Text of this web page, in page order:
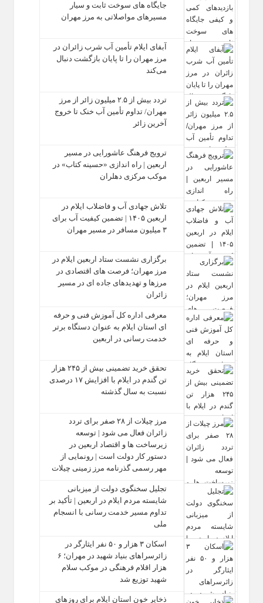
جایگاه‌ های سوخت ثابت و سیار
مسیرهای مواصلاتی به مرز مهران
آبفای ایلام تأمین آب شرب زائران در
مرز مهران را تا پایان بازگشت دنبال
می‌کند
تردد بیش از ۲.۵ میلیون زائر از مرز
مهران/ تداوم تأمین آب خنک تا خروج
آخرین زائر
ترویج فرهنگ عاشورایی در مسیر
اربعین | راه‌ اندازی «حسینه کتاب» در
موکب مرکزی دهلران
تلاش جهادی آب و فاضلاب ایلام در
اربعین ۱۴۰۵ | تضمین کیفیت آب برای
۳ میلیون مسافر در مسیر مهران
برگزاری نشست ستاد اربعین ایلام در
مرز مهران؛ فرصت‌ های اقتصادی در
مرزها و تهدیدهای جاده‌ ای در مسیر
زائران
معرفی اداره کل آموزش فنی و حرفه‌
ای استان ایلام به‌ عنوان دستگاه برتر
خدمت‌ رسانی در اربعین
تحقق خرید تضمینی بیش از ۲۴۵ هزار
تن گندم در ایلام با افزایش ۱۷ درصدی
نسبت به سال گذشته
مرز چیلات از ۲۸ صفر برای تردد
زائران فعال می‌ شود | توسعه
زیرساخت‌ ها و اقتصاد اربعین در
دستور کار دولت است | رونمایی از
مهر رسمی گذرنامه مرز زمینی چیلات
تجلیل سخنگوی دولت از میزبانی
شایسته مردم ایلام در اربعین | تأکید بر
تداوم مسیر خدمت‌ رسانی با انسجام
ملی
اسکان ۳ هزار و ۵۰ نفر ایثارگر در
زائرسراهای بنیاد شهید در مهران؛ ۶
هزار اقلام فرهنگی در موکب سلام
شهید توزیع شد
ذخایر خون استان ایلام برای روزهای